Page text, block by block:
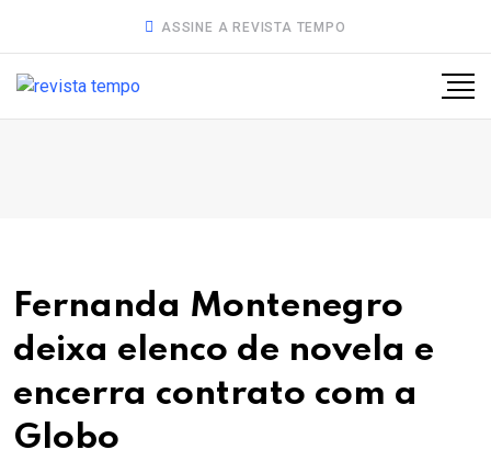
ASSINE A REVISTA TEMPO
Fernanda Montenegro
deixa elenco de novela e
encerra contrato com a
Globo